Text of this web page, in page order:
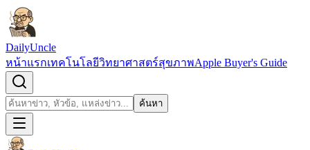
ข้ามไปยังเนื้อหา
DailyUncle
หน้าแรกเทคโนโลยีวิทยาศาสตร์สุขภาพApple Buyer's Guide
ค้นหา ค้นหา